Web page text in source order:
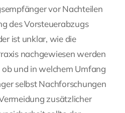
vor Nachteilen
des Vorsteuerabzugs
ist unklar, wie die
nachgewiesen werden
und in welchem Umfang
selbst Nachforschungen
zusätzlicher